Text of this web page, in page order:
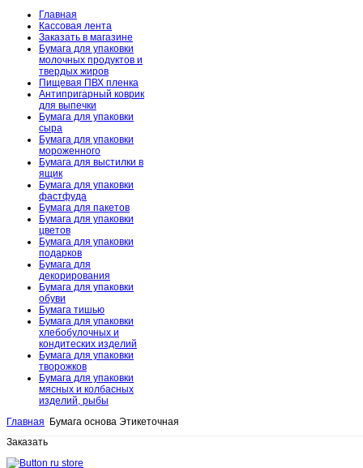
Главная
Кассовая лента
Заказать в магазине
Бумага для упаковки
молочных продуктов и
твердых жиров
Пищевая ПВХ пленка
Антипригарный коврик
для выпечки
Бумага для упаковки
сыра
Бумага для упаковки
мороженного
Бумага для выстилки в
ящик
Бумага для упаковки
фастфуда
Бумага для пакетов
Бумага для упаковки
цветов
Бумага для упаковки
подарков
Бумага для
декорирования
Бумага для упаковки
обуви
Бумага тишью
Бумага для упаковки
хлебобулочных и
кондитеских изделий
Бумага для упаковки
творожков
Бумага для упаковки
мясных и колбасных
изделий, рыбы
Главная
Бумага основа Этикеточная
Заказать